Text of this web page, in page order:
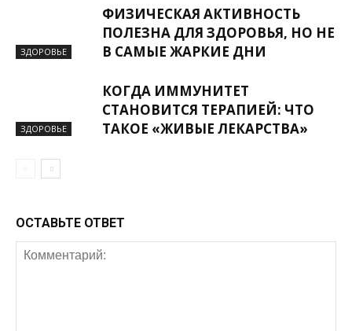
ЗДОРОВЬЕ
ФИЗИЧЕСКАЯ АКТИВНОСТЬ
ПОЛЕЗНА ДЛЯ ЗДОРОВЬЯ, НО НЕ
В САМЫЕ ЖАРКИЕ ДНИ
ЗДОРОВЬЕ
КОГДА ИММУНИТЕТ
СТАНОВИТСЯ ТЕРАПИЕЙ: ЧТО
ТАКОЕ «ЖИВЫЕ ЛЕКАРСТВА»
ОСТАВЬТЕ ОТВЕТ